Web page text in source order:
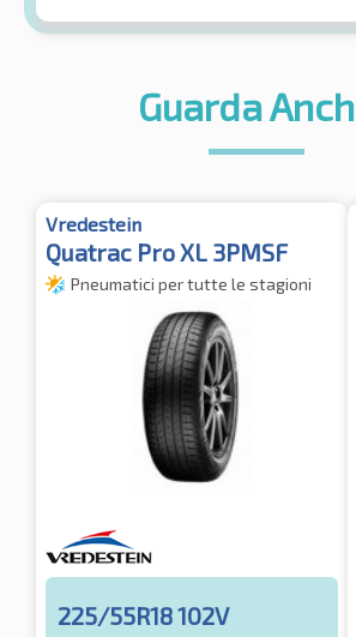
Guarda
Vredestein
Quatrac Pro XL 3PMSF
Pneumatici per tutte le stagioni
225/55R18 102V